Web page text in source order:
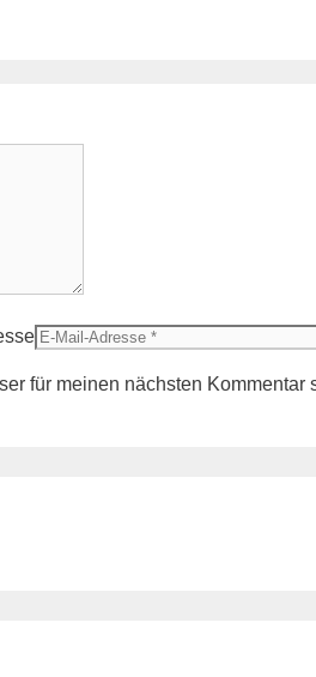
für meinen nächsten Kommentar